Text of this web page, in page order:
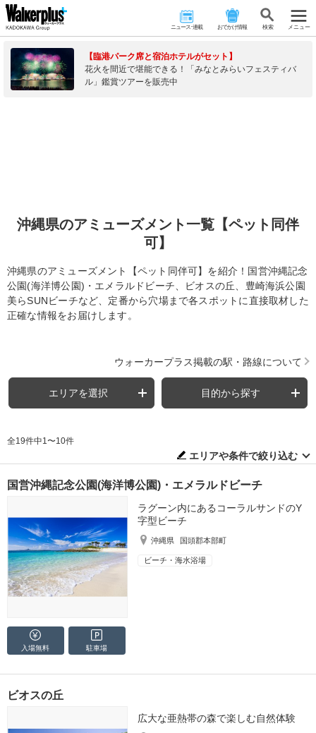
ニュース･連載 おでかけ情報 検 索 メニュー
【臨港パーク席と宿泊ホテルがセット】
花火を間近で堪能できる！「みなとみらいフェスティバ
ル」鑑賞ツアーを販売中
沖縄県のアミューズメント一覧【ペット同伴
可】
沖縄県のアミューズメント【ペット同伴可】を紹介！国営沖縄記念
公園(海洋博公園)・エメラルドビーチ、ビオスの丘、豊崎海浜公園
美らSUNビーチなど、定番から穴場まで各スポットに直接取材した
正確な情報をお届けします。
ウォーカープラス掲載の駅・路線について
エリアを選択 目的から探す
全19件中1〜10件
エリアや条件で絞り込む
国営沖縄記念公園(海洋博公園)・エメラルドビーチ
ラグーン内にあるコーラルサンドのY
字型ビーチ
沖縄県 国頭郡本部町
ビーチ・海水浴場
入場無料 駐車場
ビオスの丘
広大な亜熱帯の森で楽しむ自然体験